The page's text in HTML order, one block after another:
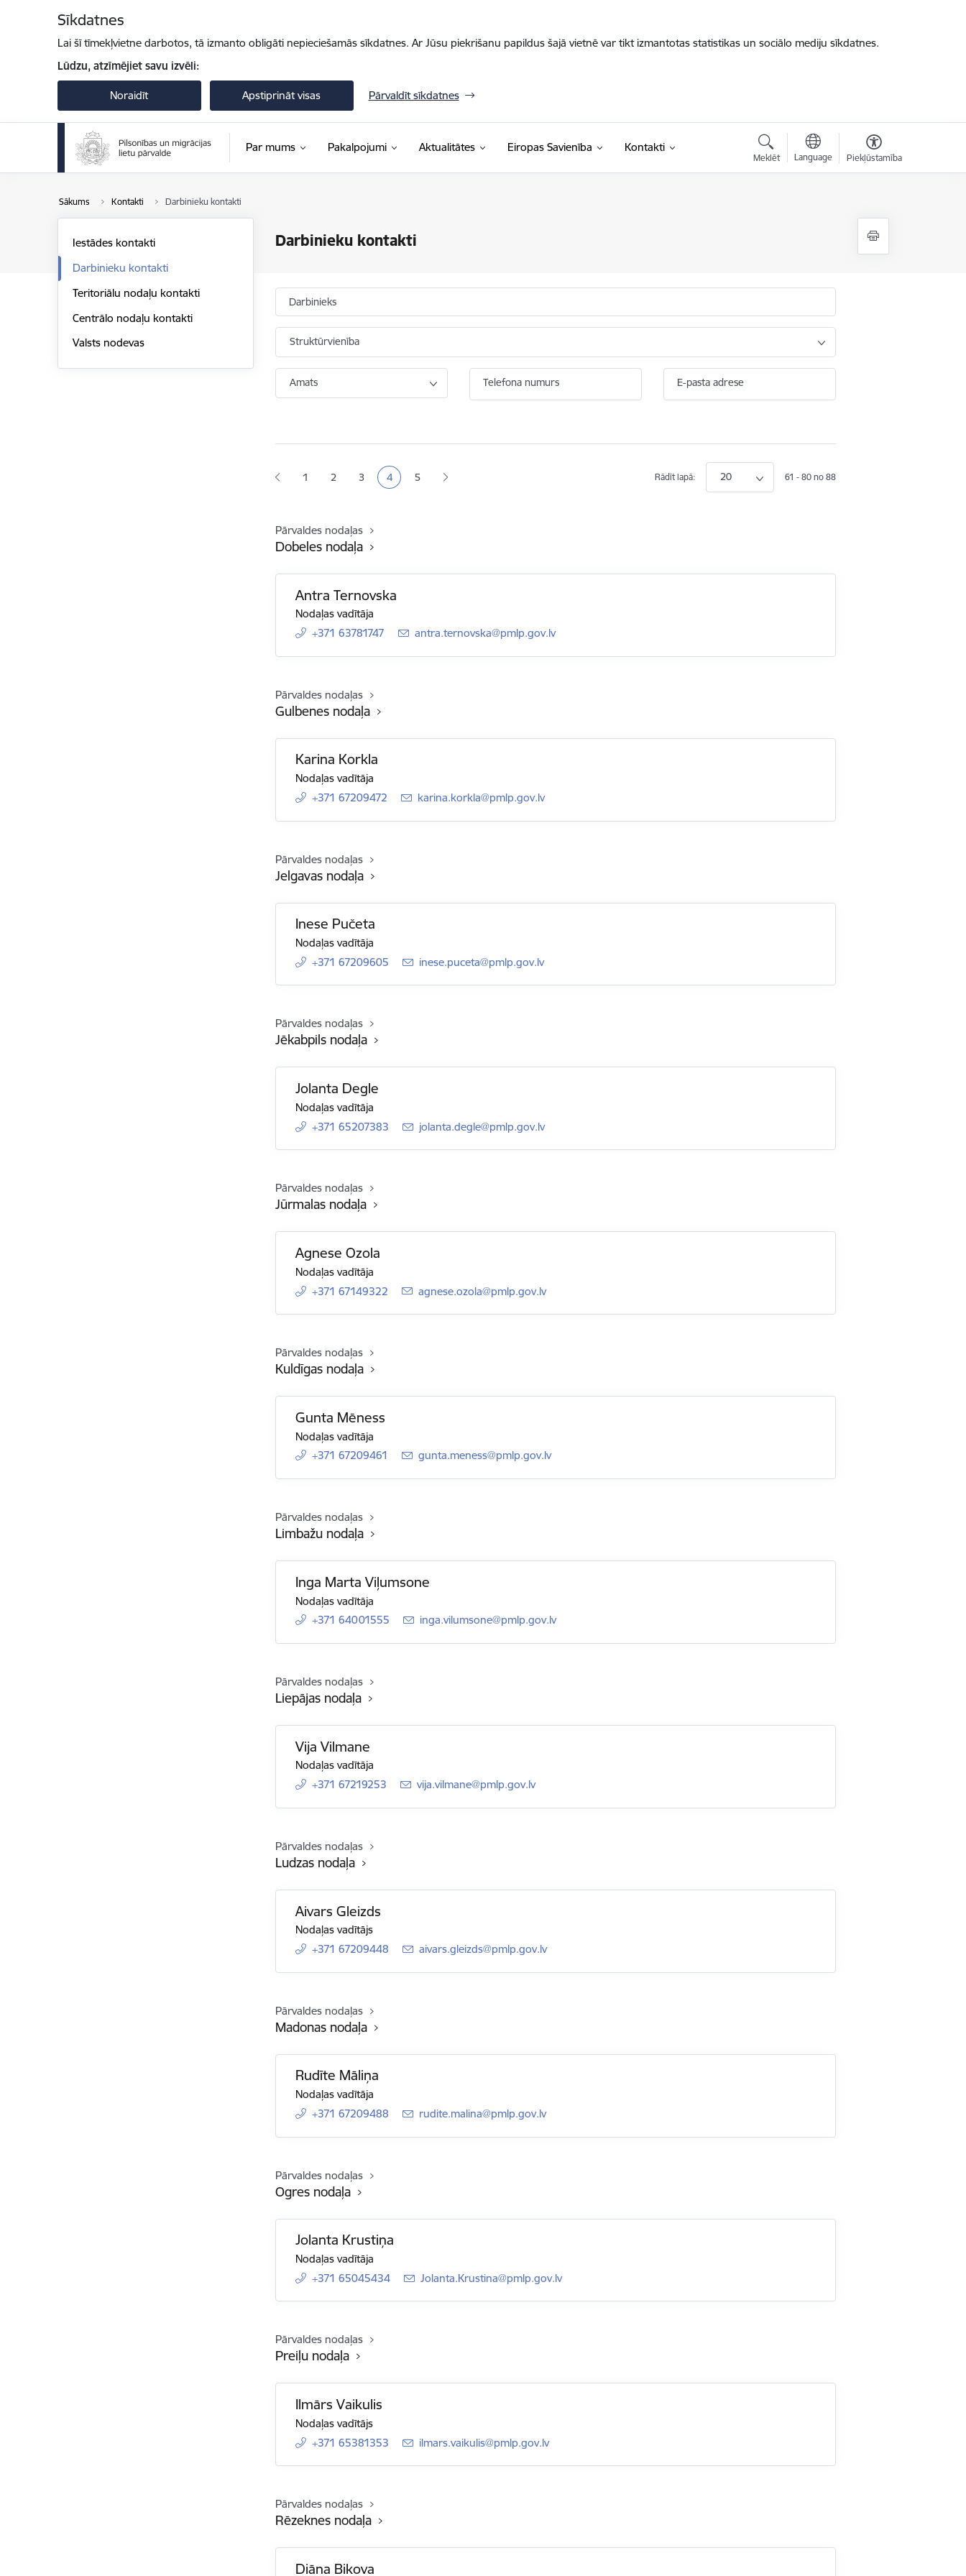
Sīkdatnes
Lai šī tīmekļvietne darbotos, tā izmanto obligāti nepieciešamās sīkdatnes. Ar Jūsu piekrišanu papildus šajā vietnē var tikt izmantotas statistikas un sociālo mediju sīkdatnes.
Lūdzu, atzīmējiet savu izvēli:
Noraidīt Apstiprināt visas Pārvaldīt sīkdatnes
Par mums Pakalpojumi Aktualitātes Eiropas Savienība Kontakti
Meklēt Language Piekļūstamība
Sākums Kontakti Darbinieku kontakti
Darbinieku kontakti
Iestādes kontakti
Darbinieku kontakti
Teritoriālu nodaļu kontakti
Centrālo nodaļu kontakti
Valsts nodevas
Darbinieks
Struktūrvienība
Amats Telefona numurs E-pasta adrese
Lapošana
Lapa
1 Lapa
2 Lapa
3 Pašreizējā lapa
4 Lapa
5 Rādīt lapā: 20 61 - 80 no 88
Pārvaldes nodaļas
Dobeles nodaļa
Antra Ternovska
Nodaļas vadītāja
+371 63781747
E-pasts:
antra.ternovska@pmlp.gov.lv
Pārvaldes nodaļas
Gulbenes nodaļa
Karina Korkla
Nodaļas vadītāja
+371 67209472
E-pasts:
karina.korkla@pmlp.gov.lv
Pārvaldes nodaļas
Jelgavas nodaļa
Inese Pučeta
Nodaļas vadītāja
+371 67209605
E-pasts:
inese.puceta@pmlp.gov.lv
Pārvaldes nodaļas
Jēkabpils nodaļa
Jolanta Degle
Nodaļas vadītāja
+371 65207383
E-pasts:
jolanta.degle@pmlp.gov.lv
Pārvaldes nodaļas
Jūrmalas nodaļa
Agnese Ozola
Nodaļas vadītāja
+371 67149322
E-pasts:
agnese.ozola@pmlp.gov.lv
Pārvaldes nodaļas
Kuldīgas nodaļa
Gunta Mēness
Nodaļas vadītāja
+371 67209461
E-pasts:
gunta.meness@pmlp.gov.lv
Pārvaldes nodaļas
Limbažu nodaļa
Inga Marta Viļumsone
Nodaļas vadītāja
+371 64001555
E-pasts:
inga.vilumsone@pmlp.gov.lv
Pārvaldes nodaļas
Liepājas nodaļa
Vija Vilmane
Nodaļas vadītāja
+371 67219253
E-pasts:
vija.vilmane@pmlp.gov.lv
Pārvaldes nodaļas
Ludzas nodaļa
Aivars Gleizds
Nodaļas vadītājs
+371 67209448
E-pasts:
aivars.gleizds@pmlp.gov.lv
Pārvaldes nodaļas
Madonas nodaļa
Rudīte Māliņa
Nodaļas vadītāja
+371 67209488
E-pasts:
rudite.malina@pmlp.gov.lv
Pārvaldes nodaļas
Ogres nodaļa
Jolanta Krustiņa
Nodaļas vadītāja
+371 65045434
E-pasts:
Jolanta.Krustina@pmlp.gov.lv
Pārvaldes nodaļas
Preiļu nodaļa
Ilmārs Vaikulis
Nodaļas vadītājs
+371 65381353
E-pasts:
ilmars.vaikulis@pmlp.gov.lv
Pārvaldes nodaļas
Rēzeknes nodaļa
Diāna Bikova